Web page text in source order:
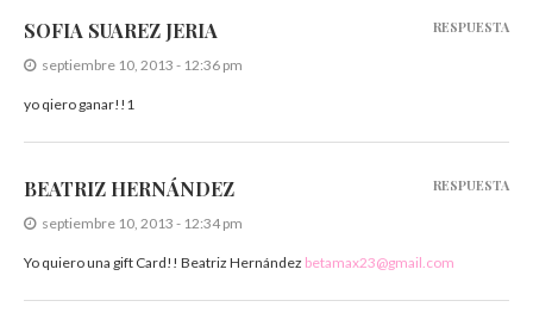
SOFIA SUAREZ JERIA
septiembre 10, 2013 - 12:36 pm
yo qiero ganar!!1
RESPUESTA
BEATRIZ HERNÁNDEZ
septiembre 10, 2013 - 12:34 pm
Yo quiero una gift Card!! Beatriz Hernández betamax23@gmail.com
RESPUESTA